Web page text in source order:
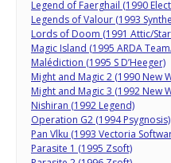
Legend of Faerghail (1990
Legends of Valour (1993
Lords of Doom (1991 Attic/
Magic Island (1995 ARDA
Malédiction (1995 S D’Heeger)
Might and Magic 2 (1990 New
Might and Magic 3 (1992 New
Nishiran (1992 Legend)
Operation G2 (1994 Psygnosis)
Pan Vlku (1993 Vectoria
Parasite 1 (1995 Zsoft)